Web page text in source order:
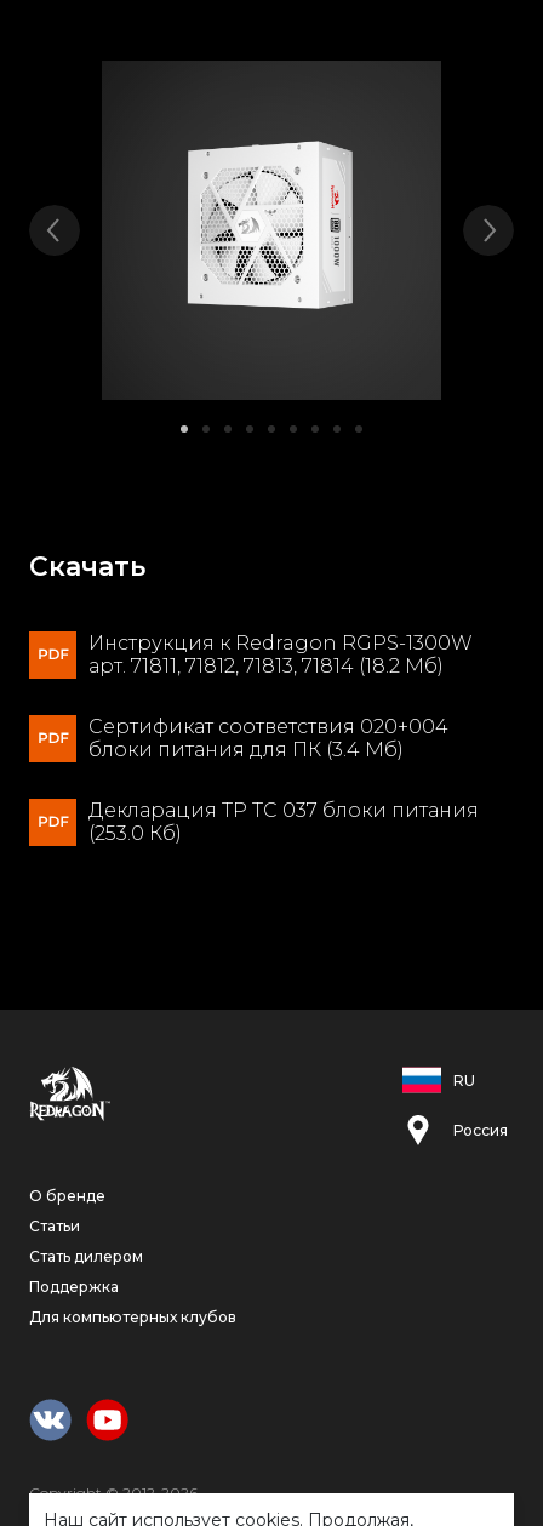
Скачать
Инструкция к Redragon RGPS-1300W
арт. 71811, 71812, 71813, 71814 (18.2 Мб)
Сертификат соответствия 020+004
блоки питания для ПК (3.4 Мб)
Декларация ТР ТС 037 блоки питания
(253.0 Кб)
О бренде
Статьи
Стать дилером
Поддержка
Для компьютерных клубов
RU
Россия
Copyright © 2012-2026
Высококлассные игровые аксессуары
Наш сайт использует cookies. Продолжая,